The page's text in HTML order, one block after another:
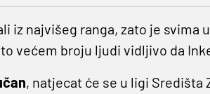
iz najvišeg ranga, zato je svima
većem broju ljudi vidljivo da
, natjecat će se u ligi Središta